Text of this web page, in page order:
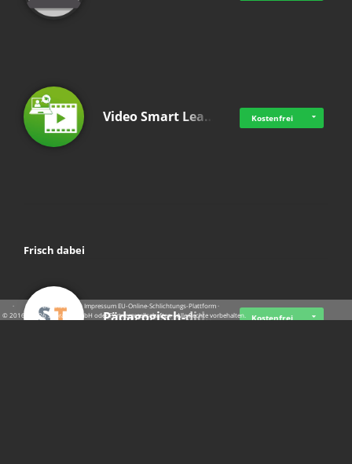
Video Smart Lea… Kostenfrei
Frisch dabei
Pädagogisch-did… Kostenfrei
· · ·Datenschutz ·Impressum EU-Online-Schlichtungs-Plattform·
© 2016 - 2026 SupraTix GmbH oder Partnergesellschaften - Alle Rechte vorbehalten.